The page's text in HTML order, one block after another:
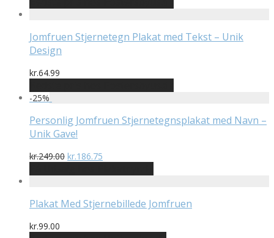
Jomfruen Stjernetegn Plakat med Tekst – Unik
Design
kr.64.99
-25%
Personlig Jomfruen Stjernetegnsplakat med Navn –
Unik Gave!
kr.249.00 Den
pris
kr.249.00.
kr.186.75
pris
kr.186.75.
Plakat Med Stjernebillede Jomfruen
kr.99.00